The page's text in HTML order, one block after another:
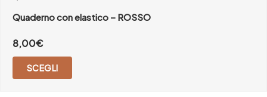
Quaderno con elastico – ROSSO
8,00€
SCEGLI